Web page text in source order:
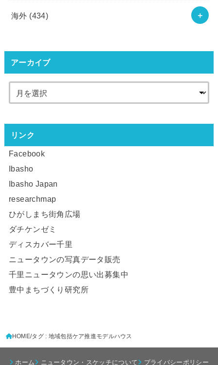
海外 (434)
アーカイブ
リンク
Facebook
Ibasho
Ibasho Japan
researchmap
ひがしまち街角広場
ダチケンゼミ
ディスカバー千里
ニュータウンの写真データ販売
千里ニュータウンの思い出募集中
豊中まちづくり研究所
HOME タグ : 地域包括ケア推進モデルハウス
ホーム ニュータウン・スケッチについて プライバシーポリシー